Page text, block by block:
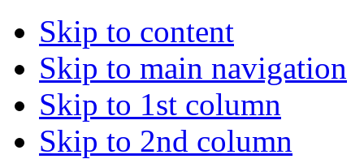
Skip to content
Skip to main navigation
Skip to 1st column
Skip to 2nd column